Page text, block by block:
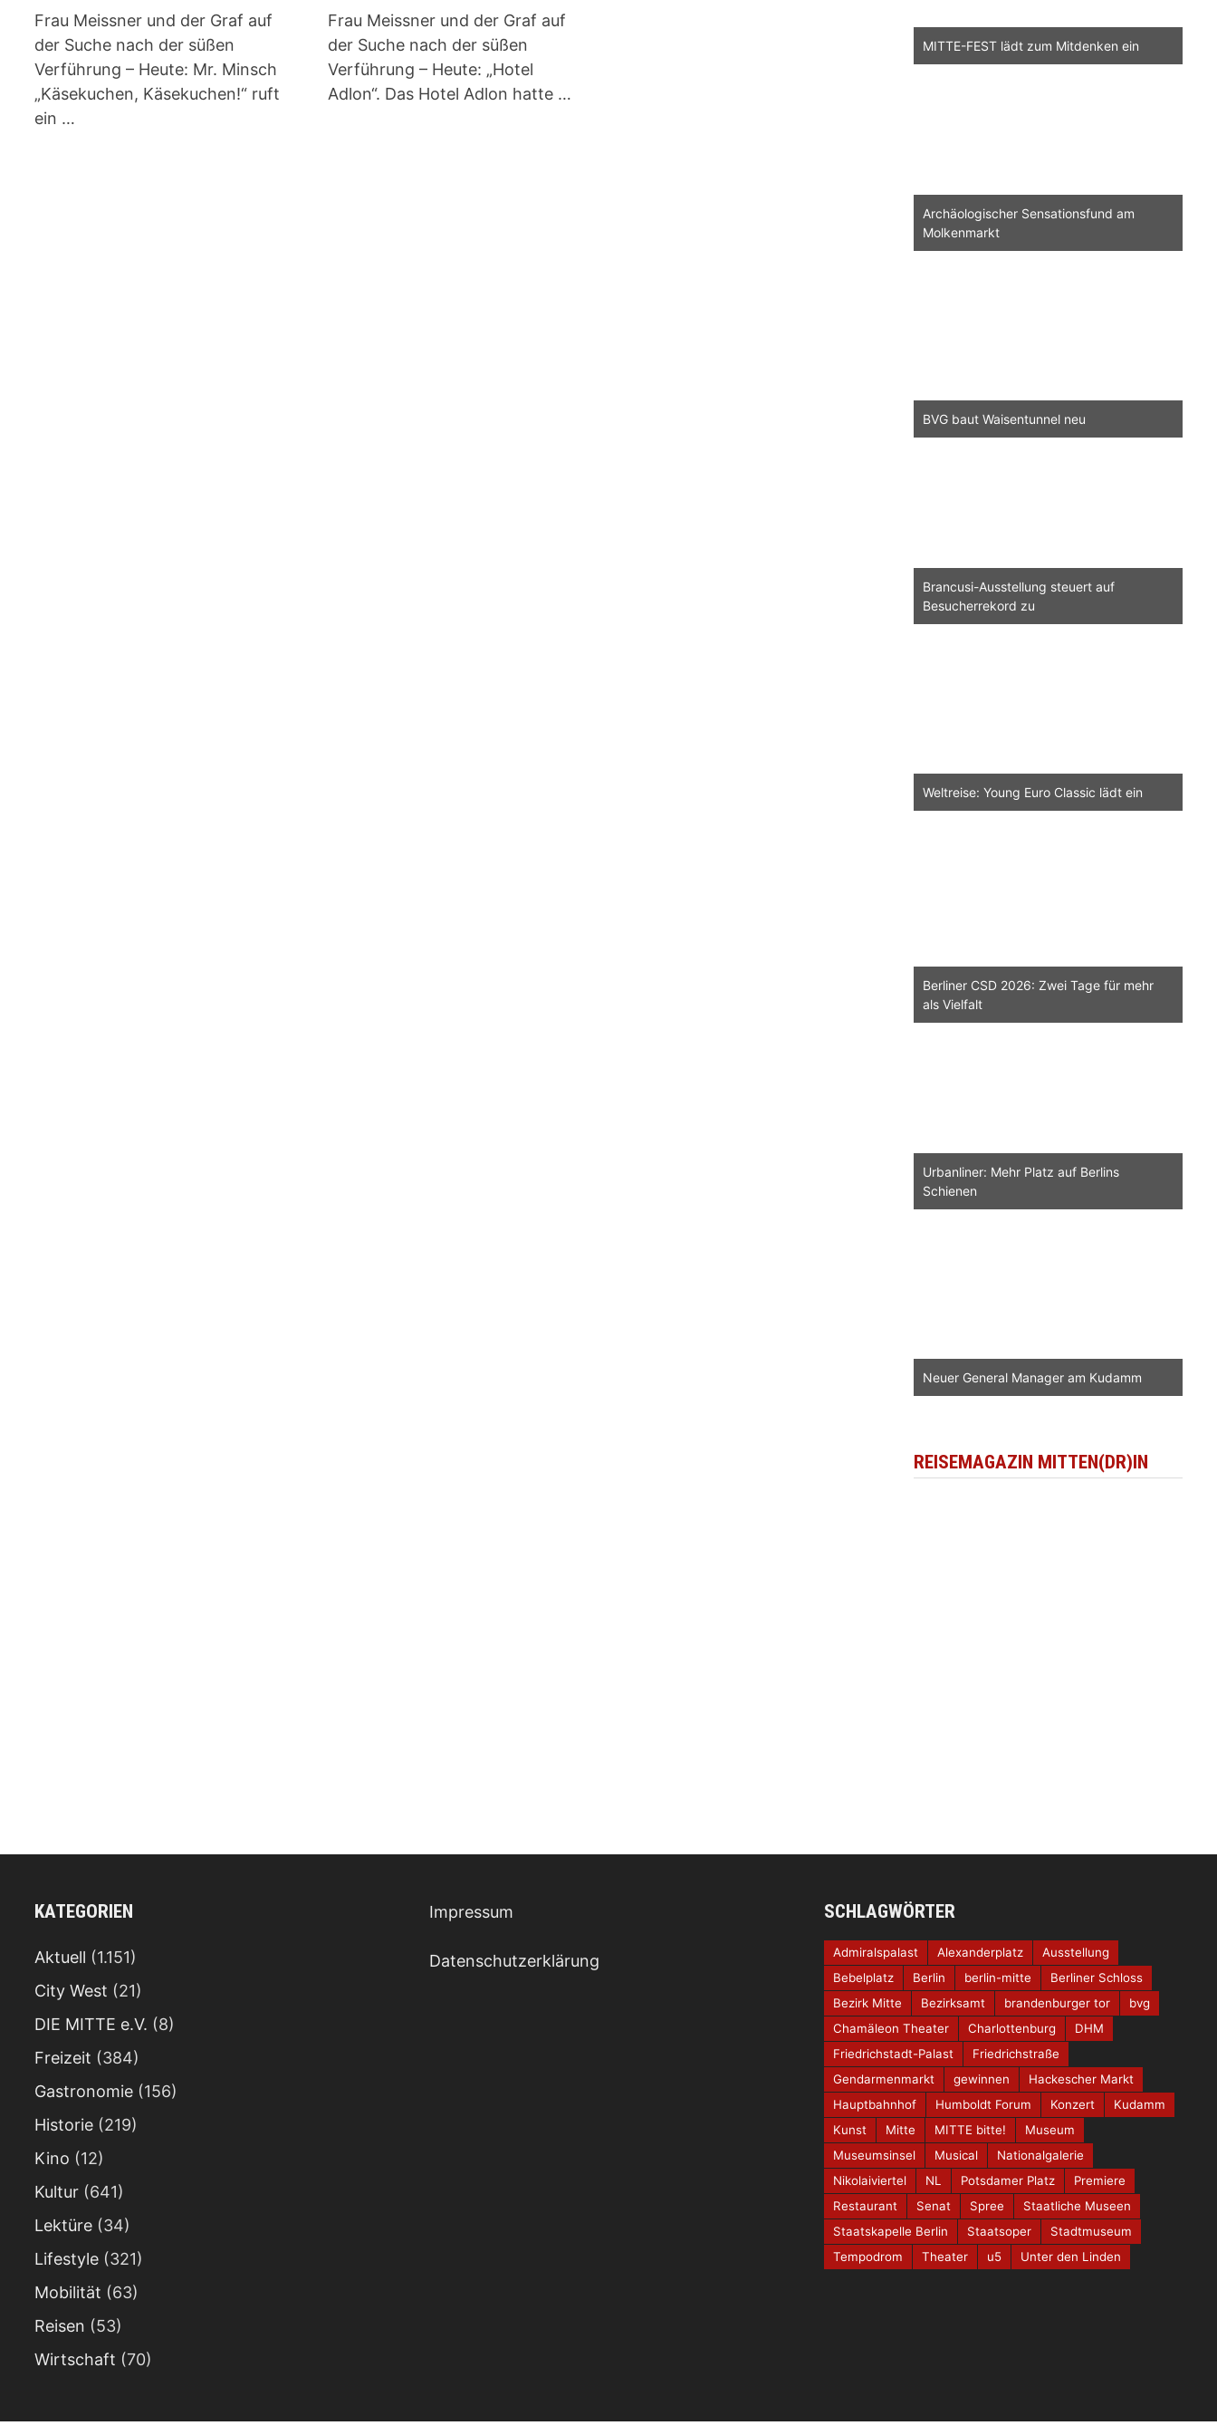
Frau Meissner und der Graf auf
der Suche nach der süßen
Verführung – Heute: Mr. Minsch
„Käsekuchen, Käsekuchen!“ ruft
ein …
Frau Meissner und der Graf auf
der Suche nach der süßen
Verführung – Heute: „Hotel
Adlon“. Das Hotel Adlon hatte …
MITTE-FEST lädt zum Mitdenken ein
Archäologischer Sensationsfund am
Molkenmarkt
BVG baut Waisentunnel neu
Brancusi-Ausstellung steuert auf
Besucherrekord zu
Weltreise: Young Euro Classic lädt ein
Berliner CSD 2026: Zwei Tage für mehr
als Vielfalt
Urbanliner: Mehr Platz auf Berlins
Schienen
Neuer General Manager am Kudamm
REISEMAGAZIN MITTEN(DR)IN
KATEGORIEN
Aktuell (1.151)
City West (21)
DIE MITTE e.V. (8)
Freizeit (384)
Gastronomie (156)
Historie (219)
Kino (12)
Kultur (641)
Lektüre (34)
Lifestyle (321)
Mobilität (63)
Reisen (53)
Wirtschaft (70)
Impressum
Datenschutzerklärung
SCHLAGWÖRTER
Admiralspalast Alexanderplatz
Ausstellung
Bebelplatz
Berlin berlin-mitte
Berliner Schloss
Bezirk Mitte
Bezirksamt brandenburger tor
bvg
Chamäleon Theater
Charlottenburg
DHM
Friedrichstadt-Palast
Friedrichstraße
Gendarmenmarkt
gewinnen
Hackescher Markt
Hauptbahnhof
Humboldt Forum Konzert
Kudamm
Kunst
Mitte MITTE bitte!
Museum
Museumsinsel
Musical
Nationalgalerie
Nikolaiviertel
NL Potsdamer Platz
Premiere
Restaurant
Senat Spree
Staatliche Museen
Staatskapelle Berlin
Staatsoper
Stadtmuseum
Tempodrom
Theater u5 Unter den Linden